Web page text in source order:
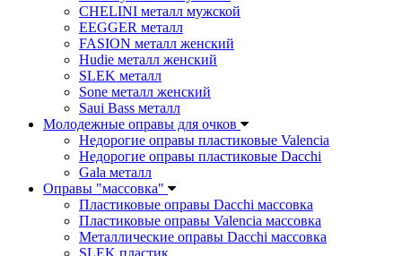
CHELINI металл мужской
EEGGER металл
FASION металл женский
Hudie металл женский
SLEK металл
Sone металл женский
Saui Bass металл
Молодежные оправы для очков
Недорогие оправы пластиковые Valencia
Недорогие оправы пластиковые Dacchi
Gala металл
Оправы "массовка"
Пластиковые оправы Dacchi массовка
Пластиковые оправы Valencia массовка
Металлические оправы Dacchi массовка
SLEK пластик